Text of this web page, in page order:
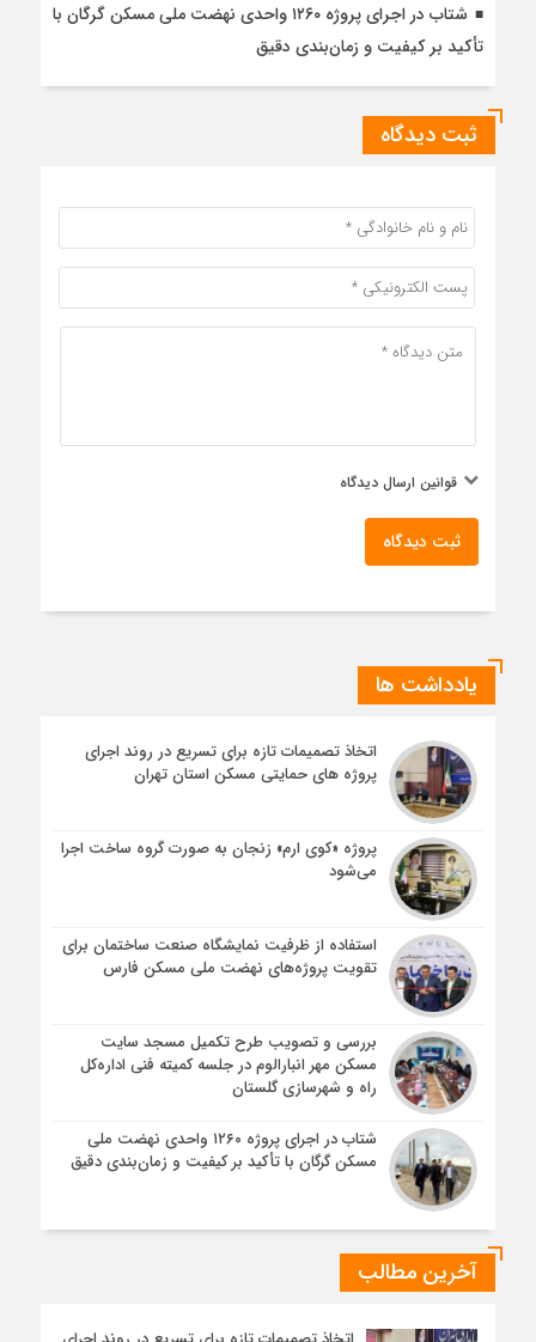
شتاب در اجرای پروژه ۱۲۶۰ واحدی نهضت ملی مسکن گرگان با
تأکید بر کیفیت و زمان‌بندی دقیق
ثبت دیدگاه
قوانین ارسال دیدگاه
ثبت دیدگاه
یادداشت ها
اتخاذ تصمیمات تازه برای تسریع در روند اجرای
پروژه های حمایتی مسکن استان تهران
پروژه «کوی ارم» زنجان به صورت گروه ساخت اجرا
می‌شود
استفاده از ظرفیت نمایشگاه صنعت ساختمان برای
تقویت پروژه‌های نهضت ملی مسکن فارس
بررسی و تصویب طرح تکمیل مسجد سایت
مسکن مهر انبارالوم در جلسه کمیته فنی اداره‌کل
راه و شهرسازی گلستان
شتاب در اجرای پروژه ۱۲۶۰ واحدی نهضت ملی
مسکن گرگان با تأکید بر کیفیت و زمان‌بندی دقیق
آخرین مطالب